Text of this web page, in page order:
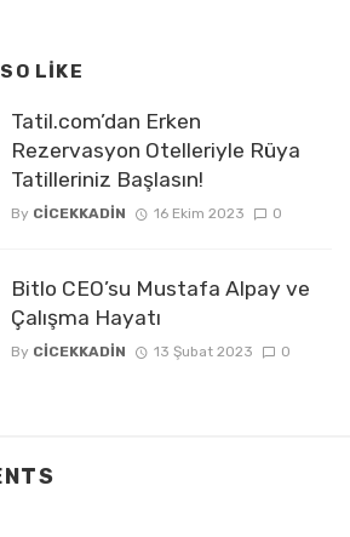
LIKE
Tatil.com’dan Erken
Rezervasyon Otelleriyle Rüya
Tatilleriniz Başlasın!
By CICEKKADIN 16 Ekim 2023 0
Bitlo CEO’su Mustafa Alpay ve
Çalışma Hayatı
By CICEKKADIN 13 Şubat 2023 0